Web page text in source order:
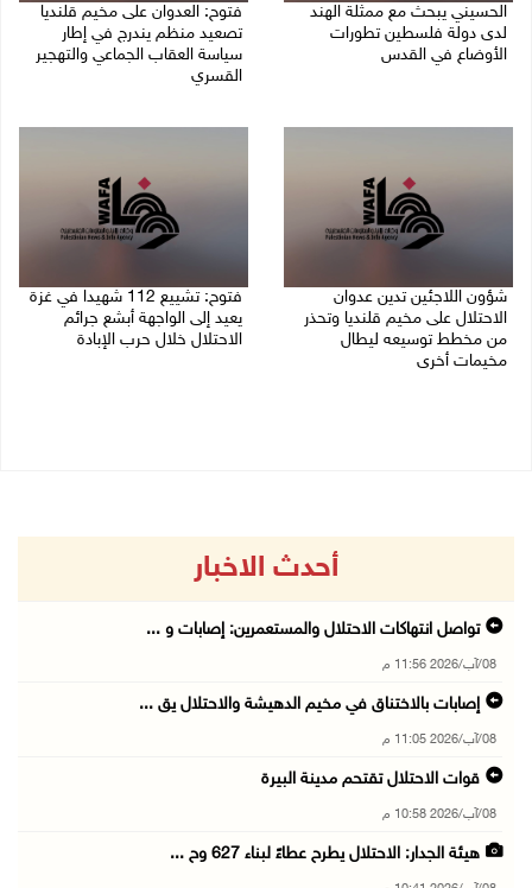
الحسيني يبحث مع ممثلة الهند
لدى دولة فلسطين تطورات
الأوضاع في القدس
فتوح: العدوان على مخيم قلنديا
تصعيد منظم يندرج في إطار
سياسة العقاب الجماعي والتهجير
القسري
شؤون اللاجئين تدين عدوان
الاحتلال على مخيم قلنديا وتحذر
من مخطط توسيعه ليطال
مخيمات أخرى
فتوح: تشييع 112 شهيدا في غزة
يعيد إلى الواجهة أبشع جرائم
الاحتلال خلال حرب الإبادة
أحدث الاخبار
تواصل انتهاكات الاحتلال والمستعمرين: إصابات و ...
08/آب/2026 11:56 م
إصابات بالاختناق في مخيم الدهيشة والاحتلال يق ...
08/آب/2026 11:05 م
قوات الاحتلال تقتحم مدينة البيرة
08/آب/2026 10:58 م
هيئة الجدار: الاحتلال يطرح عطاءً لبناء 627 وح ...